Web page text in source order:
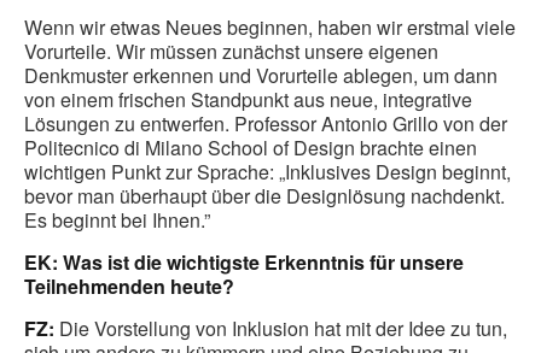
Wenn wir etwas Neues beginnen, haben wir erstmal viele
Vorurteile. Wir müssen zunächst unsere eigenen
Denkmuster erkennen und Vorurteile ablegen, um dann
von einem frischen Standpunkt aus neue, integrative
Lösungen zu entwerfen. Professor Antonio Grillo von der
Politecnico di Milano School of Design brachte einen
wichtigen Punkt zur Sprache: „Inklusives Design beginnt,
bevor man überhaupt über die Designlösung nachdenkt.
Es beginnt bei Ihnen.”
EK: Was ist die wichtigste Erkenntnis für unsere
Teilnehmenden heute?
FZ: Die Vorstellung von Inklusion hat mit der Idee zu tun,